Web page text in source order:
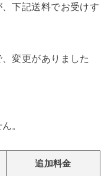
下記送料でお受けす
変更がありました
。
追加料金